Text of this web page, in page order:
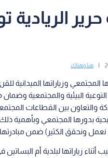
هنا وهناك
وزياراتها الميدانية
البيئية والمجتمعية وضمان
والتعاون بين القطاعات
بدورها المجتمعي وبأهمية
ونحقق الكثير) ضمن
أثناء زياراتها لبلدية أم